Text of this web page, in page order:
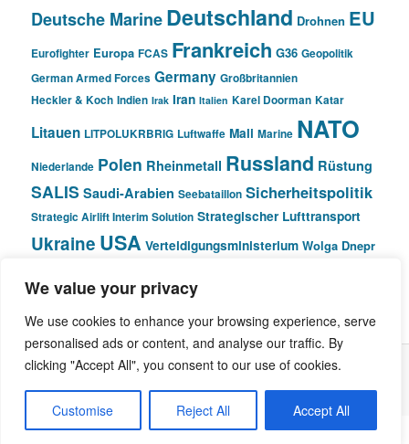
We value your privacy
We use cookies to enhance your browsing experience, serve
personalised ads or content, and analyse our traffic. By
clicking "Accept All", you consent to our use of cookies.
Customise Reject All Accept All
Deutsche MarineDeutschland Drohnen EU
Eurofighter Europa FCAS Frankreich G36 Geopolitik
German Armed Forces Germany Großbritannien
Heckler & Koch Indien Irak Iran Italien Karel Doorman Katar
Litauen LITPOLUKRBRIG Luftwaffe Mali Marine NATO
Niederlande Polen Rheinmetall Russland Rüstung
SALIS Saudi-Arabien Seebataillon Sicherheitspolitik
Strategic Airlift Interim Solution Strategischer Lufttransport
Ukraine USA Verteidigungsministerium Wolga Dnepr
© Pivot Area